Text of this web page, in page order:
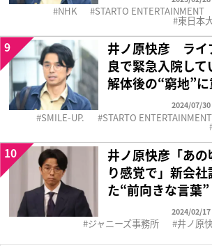
NHK STARTO ENTERTAINMENT
東日本
井ノ原快彦 ライ
良で緊急入院し
解体後の“窮地”
2024/07/30
9
SMILE-UP. STARTO ENTERTAINMENT
井ノ原快彦「あ
り感覚で」新会
た“前向きな言葉”
2024/02/17
10
ジャニーズ事務所 井ノ原